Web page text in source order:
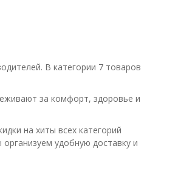
В категории 7 товаров
за комфорт, здоровье и
на хиты всех категорий
удобную доставку и